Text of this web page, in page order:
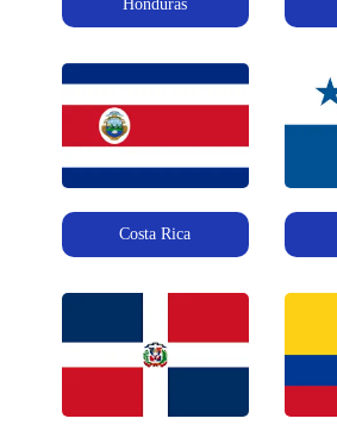
Honduras
Costa Rica